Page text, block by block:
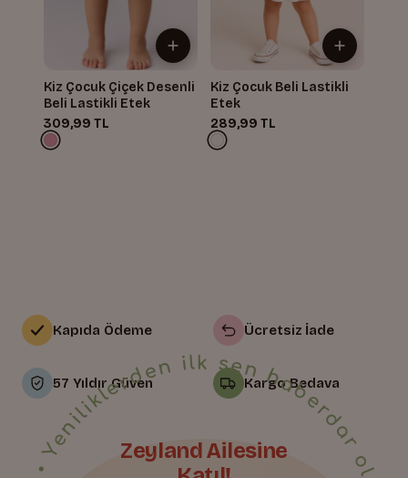
Kiz Çocuk Çiçek Desenli
Beli Lastikli Etek
309,99 TL
Kiz Çocuk Beli Lastikli
Etek
289,99 TL
Kapıda Ödeme
57 Yıldır Güven
Ücretsiz İade
Kargo Bedava
Zeyland Ailesine